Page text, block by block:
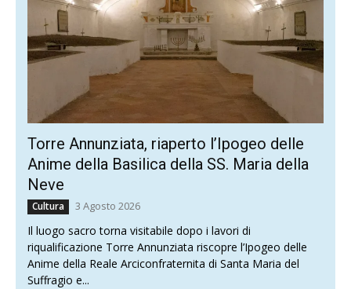
Torre Annunziata, riaperto l’Ipogeo delle
Anime della Basilica della SS. Maria della
Neve
Cultura 3 Agosto 2026
Il luogo sacro torna visitabile dopo i lavori di
riqualificazione Torre Annunziata riscopre l’Ipogeo delle
Anime della Reale Arciconfraternita di Santa Maria del
Suffragio e...